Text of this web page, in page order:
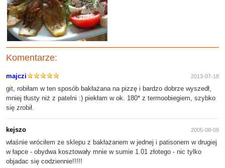
Komentarze:
majczi 2013-07-18
git, robiłam w ten sposób bakłażana na pizzę i bardzo dobrze wyszedł,
mniej tłusty niż z patelni :) piekłam w ok. 180* z termoobiegiem, szybko
się zrobił.
kejszo 2005-08-09
właśnie wróciłem ze sklepu z bakłażanem w jednej i patisonem w drugiej
w łapce - obydwa kosztowały mnie w sumie 1.01 złotego - nic tylko
objadac się codziennie!!!!!